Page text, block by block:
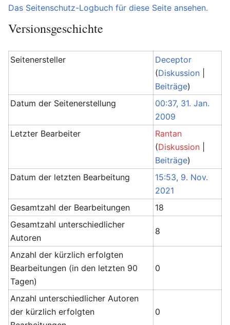
Das Seitenschutz-Logbuch für diese Seite ansehen.
Versionsgeschichte
Seitenersteller
Deceptor
(Diskussion
Beiträge)
Datum der Seitenerstellung
00:37, 31. Jan.
2009
Letzter Bearbeiter
Rantan
(Diskussion
Beiträge)
Datum der letzten Bearbeitung
15:53, 9. Nov.
2021
Gesamtzahl der Bearbeitungen
18
Gesamtzahl unterschiedlicher
Autoren
8
Anzahl der kürzlich erfolgten
Bearbeitungen (in den letzten 90
Tagen)
0
Anzahl unterschiedlicher Autoren
der kürzlich erfolgten
0